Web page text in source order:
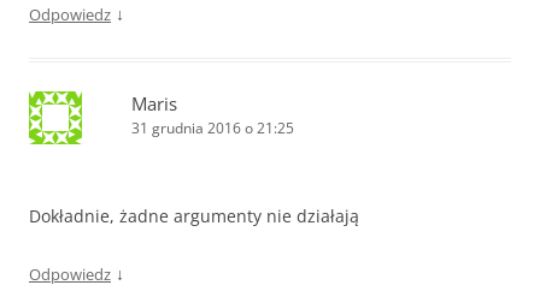
Odpowiedz ↓
Maris
31 grudnia 2016 o 21:25
Dokładnie, żadne argumenty nie działają
Odpowiedz ↓